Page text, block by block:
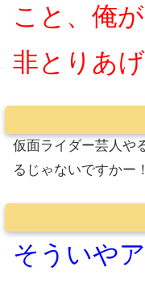
こと、俺
非とりあ
仮面ライダー芸人や
るじゃないですかー
そういや